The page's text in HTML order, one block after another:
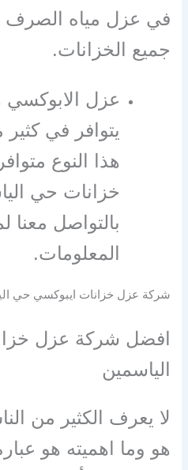
في عزل مياه
جميع الخزانات.
عزل الابوكسي
يتوافر في
هذا النوع
خزانات حي
بالتواصل معنا
المعلومات.
شركة عزل خزانات ايبوكسي حي
افضل شركة عزل
الياسمين
لا يعرف الكثير من
هو وما اهميته هو